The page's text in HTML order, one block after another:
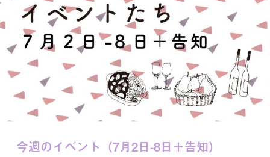
今週のイベント（7月2日-8日＋告知）